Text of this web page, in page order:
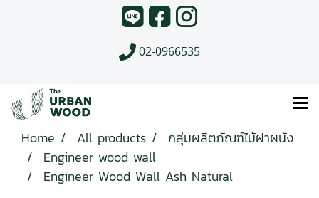
02-0966535
Home All products
กลุ่มผลิตภัณฑ์ไม้ฝาผนัง
Engineer wood wall
Engineer Wood Wall Ash Natural